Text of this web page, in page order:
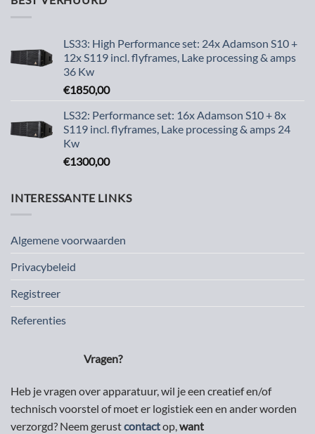
LS33: High Performance set: 24x Adamson S10 +
12x S119 incl. flyframes, Lake processing & amps
36 Kw
€1850,00
LS32: Performance set: 16x Adamson S10 + 8x
S119 incl. flyframes, Lake processing & amps 24
Kw
€1300,00
INTERESSANTE LINKS
Algemene voorwaarden
Privacybeleid
Registreer
Referenties
Vragen?
Heb je vragen over apparatuur, wil je een creatief en/of
technisch voorstel of moet er logistiek een en ander worden
verzorgd? Neem gerustcontactop,want